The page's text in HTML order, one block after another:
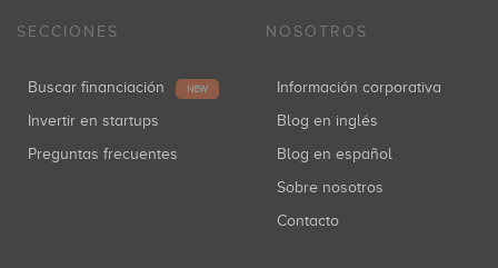
SECCIONES
Buscar financiación NEW
Invertir en startups
Preguntas frecuentes
NOSOTROS
Información corporativa
Blog en inglés
Blog en español
Sobre nosotros
Contacto